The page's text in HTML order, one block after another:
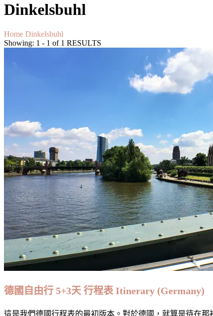
Dinkelsbuhl
Home Dinkelsbuhl
Showing: 1 - 1 of 1 RESULTS
德國自由行 5+3天 行程表 Itinerary (Germany)
這是我們德國行程表的最初版本。對於德國，就算是待在